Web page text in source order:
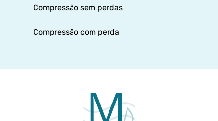
Compressão sem perdas
Compressão com perda